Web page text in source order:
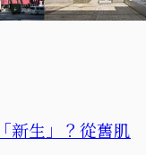
新生」？從舊肌